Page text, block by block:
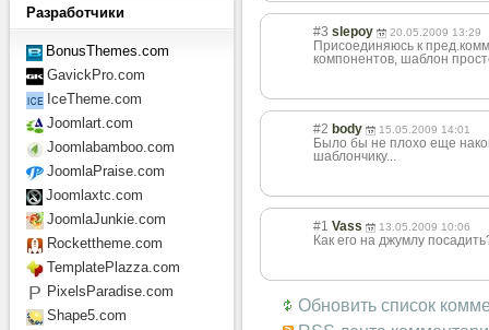
#3 slepoy 20.05.2009 13:29
Присоединяюсь к
компонентов, шаблон
#2 body 15.05.2009 14:01
Было бы не плохо еще
шаблончику...
#1 Vass 13.05.2009 10:06
Как его на джумлу
Обновить список
Разработчики
BonusThemes.com
GavickPro.com
IceTheme.com
Joomlart.com
Joomlabamboo.com
JoomlaPraise.com
Joomlaxtc.com
JoomlaJunkie.com
Rockettheme.com
TemplatePlazza.com
PixelsParadise.com
Shape5.com